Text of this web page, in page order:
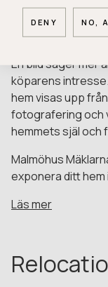
En bild säger mer
köparens
hem visas upp
fotografering och
hemmets själ och
Malmöhus
exponera ditt
Läs mer
DENY NO,